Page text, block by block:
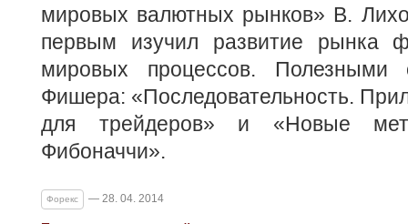
мировых валютных рынков» В.
первым изучил развитие рынка
мировых процессов. Полезными
Фишера: «Последовательность.
для трейдеров» и «Новые
Фибоначчи».
Форекс — 28. 04. 2014